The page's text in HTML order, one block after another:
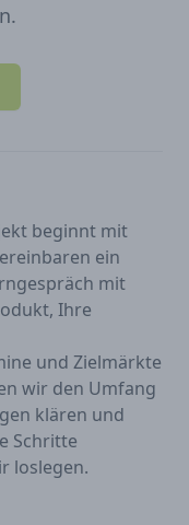
beginnt mit
ein
mit
Ihre
und Zielmärkte
wir den Umfang
klären und
Schritte
loslegen.